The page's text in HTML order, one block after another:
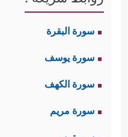
سورة البقرة
سورة يوسف
سورة الكهف
سورة مريم